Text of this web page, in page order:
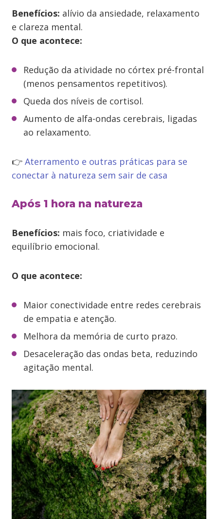
Benefícios: alívio da ansiedade, relaxamento
e clareza mental.
O que acontece:
Redução da atividade no córtex pré-frontal
(menos pensamentos repetitivos).
Queda dos níveis de cortisol.
Aumento de alfa-ondas cerebrais, ligadas
ao relaxamento.
👉 Aterramento e outras práticas para se
conectar à natureza sem sair de casa
Após 1 hora na natureza
Benefícios: mais foco, criatividade e
equilíbrio emocional.
O que acontece:
Maior conectividade entre redes cerebrais
de empatia e atenção.
Melhora da memória de curto prazo.
Desaceleração das ondas beta, reduzindo
agitação mental.